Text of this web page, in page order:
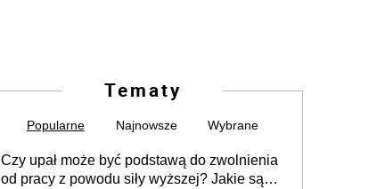
Tematy
Popularne Najnowsze Wybrane
Czy upał może być podstawą do zwolnienia
od pracy z powodu siły wyższej? Jakie są